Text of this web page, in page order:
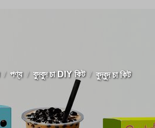
পণ্য বুদবুদ চা DIY কিট বুদ্বুদ চা কিট